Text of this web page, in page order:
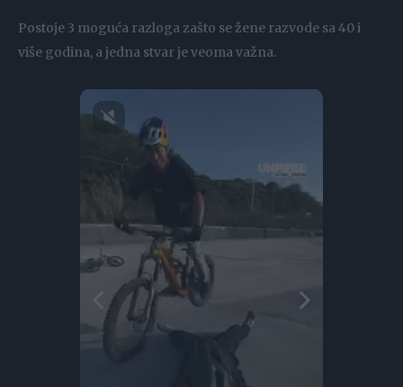
Postoje 3 moguća razloga zašto se žene razvode sa 40 i
više godina, a jedna stvar je veoma važna.